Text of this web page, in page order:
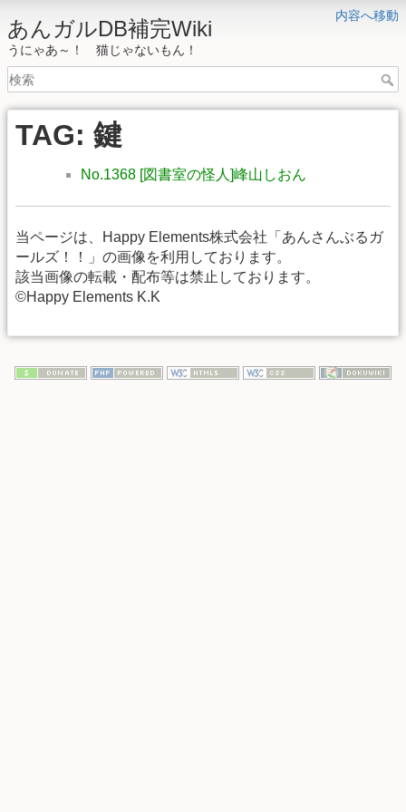
内容へ移動
あんガルDB補完Wiki
うにゃあ～！ 猫じゃないもん！
TAG: 鍵
No.1368 [図書室の怪人]峰山しおん
当ページは、Happy Elements株式会社「あんさんぶるガ
ールズ！！」の画像を利用しております。
該当画像の転載・配布等は禁止しております。
©Happy Elements K.K